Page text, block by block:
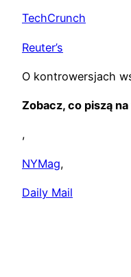
TechCrunch
Reuter’s
O kontrowersjach
Zobacz, co piszą
,
NYMag,
Daily Mail